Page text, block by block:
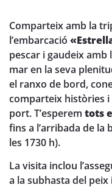
Comparteix amb la
l’embarcació
pescar i gaudeix amb
mar en la seva
el ranxo de bord,
comparteix històries
port. T’esperem tots
fins a l’arribada de la
les 1730 h).
La visita inclou
a la subhasta del peix